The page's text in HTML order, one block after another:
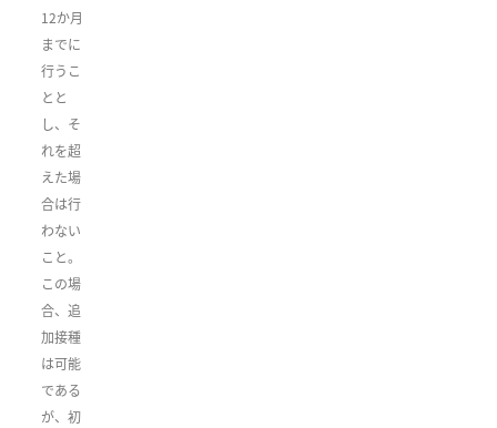
12か月
までに
行うこ
とと
し、そ
れを超
えた場
合は行
わない
こと。
この場
合、追
加接種
は可能
である
が、初